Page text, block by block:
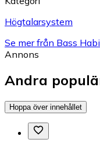
Högtalarsystem
Se mer från Bass
Annons
Andra
Hoppa över innehållet